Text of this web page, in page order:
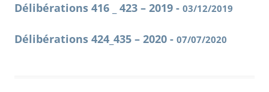
Délibérations 416 _ 423 – 2019 - 03/12/2019
Délibérations 424_435 – 2020 - 07/07/2020